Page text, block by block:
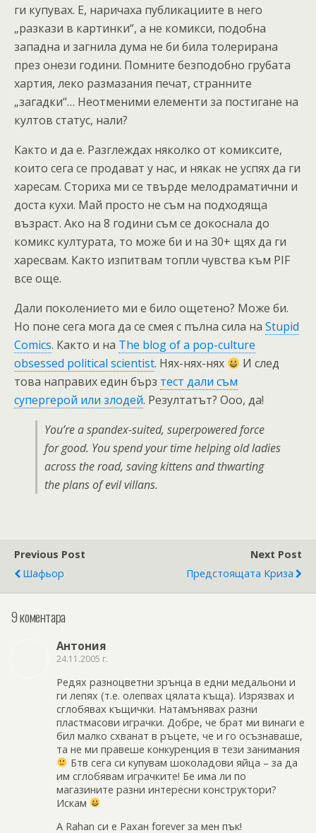
ги купувах. Е, наричаха публикациите в него
„разкази в картинки“, а не комикси, подобна
западна и загнила дума не би била толерирана
през онези години. Помните безподобно грубата
хартия, леко размазания печат, странните
„загадки“… Неотменими елементи за постигане на
култов статус, нали?
Както и да е. Разглеждах няколко от комиксите,
които сега се продават у нас, и някак не успях да ги
харесам. Сториха ми се твърде мелодраматични и
доста кухи. Май просто не съм на подходяща
възраст. Ако на 8 години съм се докоснала до
комикс културата, то може би и на 30+ щях да ги
харесвам. Както изпитвам топли чувства към PIF
все още.
Дали поколението ми е било ощетено? Може би.
Но поне сега мога да се смея с пълна сила на Stupid
Comics. Както и на Тhe blog of a pop-culture
obsessed political scientist. Нях-нях-нях
И след
това направих един бърз тест дали съм
супергерой или злодей. Резултатът? Ооо, да!
You’re a spandex-suited, superpowered force
for good. You spend your time helping old ladies
across the road, saving kittens and thwarting
the plans of evil villans.
Previous Post
Шафьор
Next Post
Предстоящата Криза
9 коментара
Антония
24.11.2005 г.
Редях разноцветни зрънца в едни медальони и
ги лепях (т.е. олепвах цялата къща). Изрязвах и
сглобявах къщички. Натамънявах разни
пластмасови играчки. Добре, че брат ми винаги е
бил малко схванат в ръцете, че и го осъзнаваше,
та не ми правеше конкуренция в тези занимания
Бтв сега си купувам шоколадови яйца – за да
им сглобявам играчките! Бе има ли по
магазините разни интересни конструктори?
Искам
A Rahan си е Рахан forever за мен пък!